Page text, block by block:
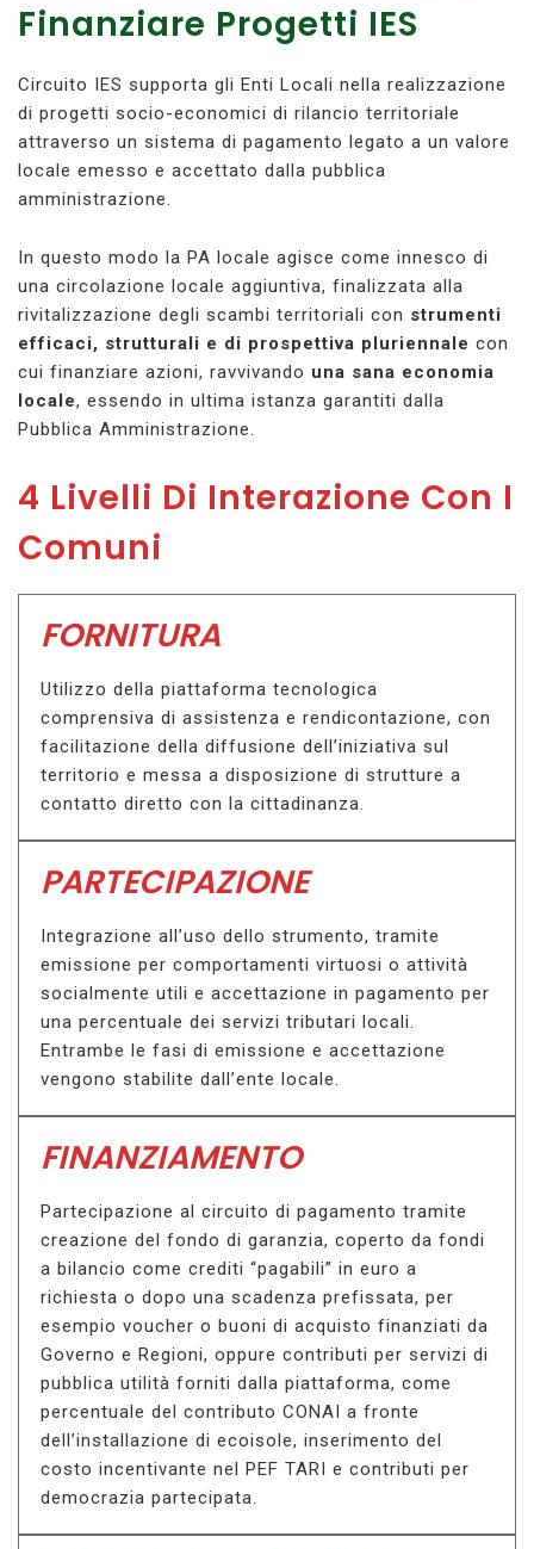
Finanziare Progetti IES
Circuito IES supporta gli Enti Locali nella realizzazione
di progetti socio-economici di rilancio territoriale
attraverso un sistema di pagamento legato a un valore
locale emesso e accettato dalla pubblica
amministrazione.
In questo modo la PA locale agisce come innesco di
una circolazione locale aggiuntiva, finalizzata alla
rivitalizzazione degli scambi territoriali con strumenti
efficaci, strutturali e di prospettiva pluriennale con
cui finanziare azioni, ravvivando una sana economia
locale, essendo in ultima istanza garantiti dalla
Pubblica Amministrazione.
4 Livelli Di Interazione Con I
Comuni
FORNITURA
Utilizzo della piattaforma tecnologica
comprensiva di assistenza e rendicontazione, con
facilitazione della diffusione dell’iniziativa sul
territorio e messa a disposizione di strutture a
contatto diretto con la cittadinanza.
PARTECIPAZIONE
Integrazione all’uso dello strumento, tramite
emissione per comportamenti virtuosi o attività
socialmente utili e accettazione in pagamento per
una percentuale dei servizi tributari locali.
Entrambe le fasi di emissione e accettazione
vengono stabilite dall’ente locale.
FINANZIAMENTO
Partecipazione al circuito di pagamento tramite
creazione del fondo di garanzia, coperto da fondi
a bilancio come crediti “pagabili” in euro a
richiesta o dopo una scadenza prefissata, per
esempio voucher o buoni di acquisto finanziati da
Governo e Regioni, oppure contributi per servizi di
pubblica utilità forniti dalla piattaforma, come
percentuale del contributo CONAI a fronte
dell’installazione di ecoisole, inserimento del
costo incentivante nel PEF TARI e contributi per
democrazia partecipata.